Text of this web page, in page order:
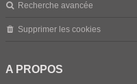
Recherche avancée
Supprimer les cookies
A PROPOS